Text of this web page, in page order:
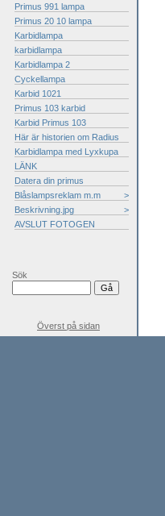
Primus 991 lampa
Primus 20 10 lampa
Karbidlampa
karbidlampa
Karbidlampa 2
Cyckellampa
Karbid 1021
Primus 103 karbid
Karbid Primus 103
Här är historien om Radius
Karbidlampa med Lyxkupa
LÄNK
Datera din primus
Blåslampsreklam m.m
>
Beskrivning.jpg
>
AVSLUT FOTOGEN
Sök
Överst på sidan